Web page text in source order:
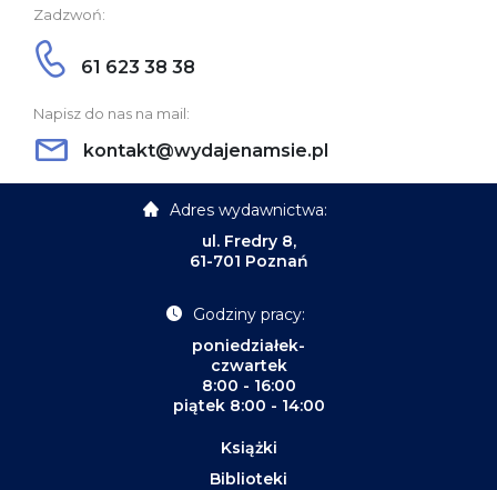
Zadzwoń:
61 623 38 38
Napisz do nas na mail:
kontakt@wydajenamsie.pl
Adres wydawnictwa:
ul. Fredry 8,
61-701 Poznań
Godziny pracy:
poniedziałek-
czwartek
8:00 - 16:00
piątek 8:00 - 14:00
Książki
Biblioteki